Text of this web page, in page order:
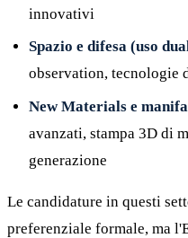
innovativi
Spazio e difesa (uso
observation, tecnologie
New Materials e
avanzati, stampa 3D di
generazione
Le candidature in questi
preferenziale formale, ma